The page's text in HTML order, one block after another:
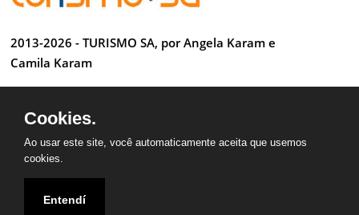
2013-2026 - TURISMO SA, por Angela Karam e
Camila Karam
Desenvolvido por Anderson Luiz
Cookies.
Ao usar este site, você automaticamente aceita que usemos
cookies.
Entendí